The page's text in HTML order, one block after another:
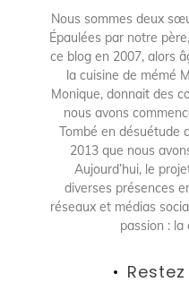
Nous sommes deux
Épaulées par notre
ce blog en 2007, alors
la cuisine de mémé
Monique, donnait des
nous avons
Tombé en désuétude
2013 que nous
Aujourd’hui, le
diverses présences
réseaux et médias
passion : la